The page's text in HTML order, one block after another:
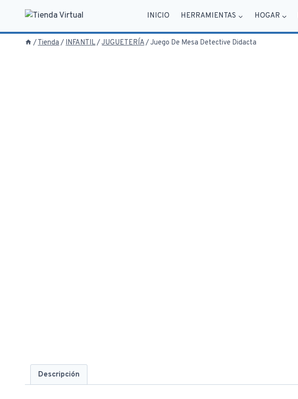
contenido
INICIO HERRAMIENTAS HOGAR
/Tienda/INFANTIL/JUGUETERÍA/Juego De Mesa Detective Didacta
Descripción